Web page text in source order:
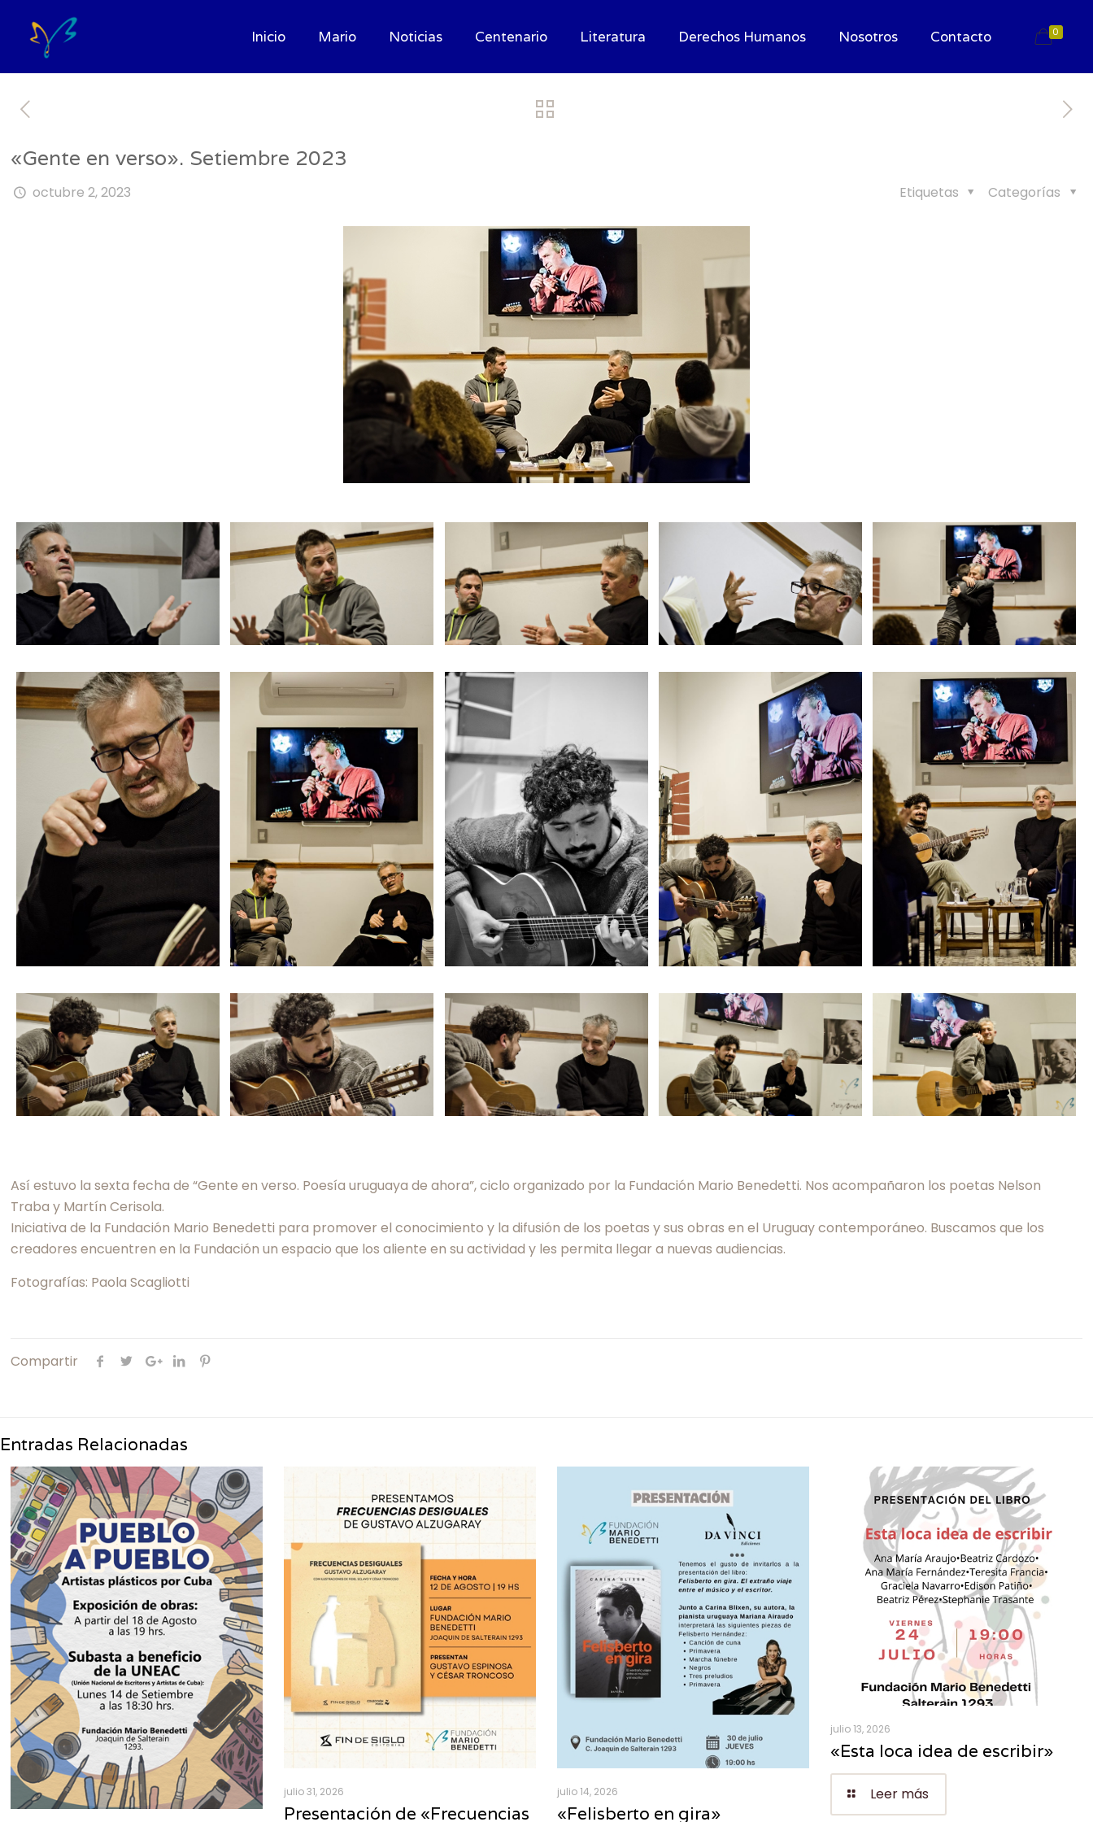
Inicio Mario Noticias Centenario Literatura Derechos Humanos Nosotros Contacto 0
«Gente en verso». Setiembre 2023
octubre 2, 2023 Categorías
Etiquetas
Así estuvo la sexta fecha de “Gente en verso. Poesía uruguaya de ahora”, ciclo organizado por la Fundación Mario Benedetti. Nos acompañaron los poetas Nelson
Traba y Martín Cerisola.
Iniciativa de la Fundación Mario Benedetti para promover el conocimiento y la difusión de los poetas y sus obras en el Uruguay contemporáneo. Buscamos que los
creadores encuentren en la Fundación un espacio que los aliente en su actividad y les permita llegar a nuevas audiencias.
Fotografías: Paola Scagliotti
Compartir
Entradas Relacionadas
julio 31, 2026
Presentación de «Frecuencias
julio 14, 2026
«Felisberto en gira»
julio 13, 2026
«Esta loca idea de escribir»
Leer más